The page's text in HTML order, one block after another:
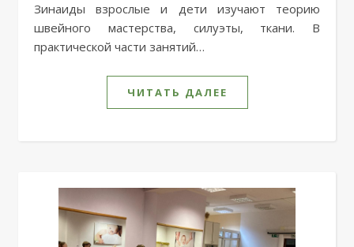
Зинаиды взрослые и дети изучают теорию
швейного мастерства, силуэты, ткани. В
практической части занятий…
ЧИТАТЬ ДАЛЕЕ